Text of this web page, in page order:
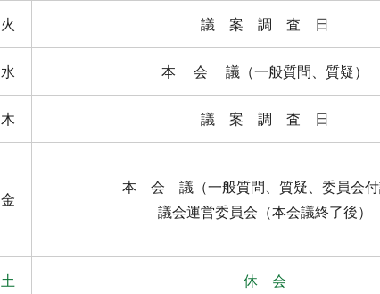
火 議 案 調 査 日
水 本 会 議（一般質問、質疑）
木 議 案 調 査 日
金
本 会 議（一般質問、質疑、委員会付
議会運営委員会（本会議終了後）
土 休 会